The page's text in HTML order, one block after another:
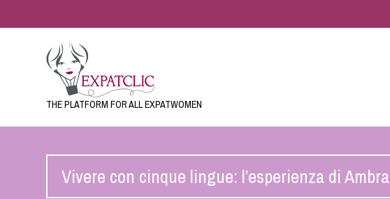
THE PLATFORM FOR ALL EXPATWOMEN
Vivere con cinque lingue: l’esperienza di Ambra